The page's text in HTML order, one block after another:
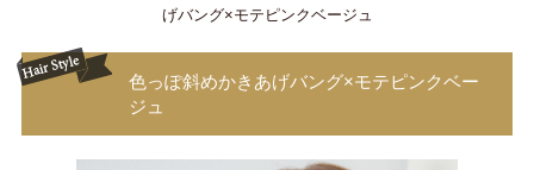
Column
Recruit 採用情報
げバング×モテピンクベージュ
色っぽ斜めかきあげバング×モテピンクベー
ジュ